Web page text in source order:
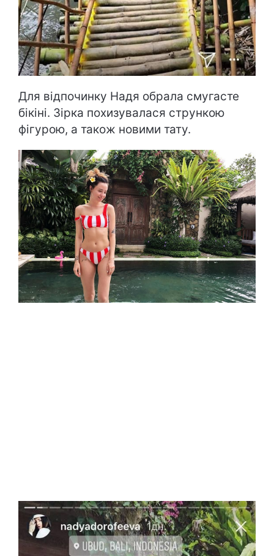
Для відпочинку Надя обрала смугасте
бікіні. Зірка похизувалася стрункою
фігурою, а також новими тату.